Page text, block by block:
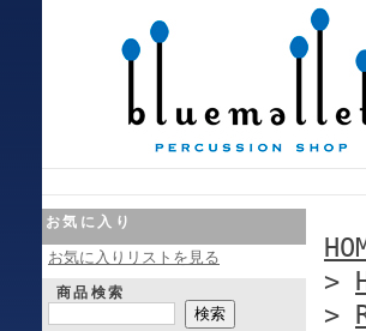
お気に入り
お気に入りリストを見る
商品検索
>
>